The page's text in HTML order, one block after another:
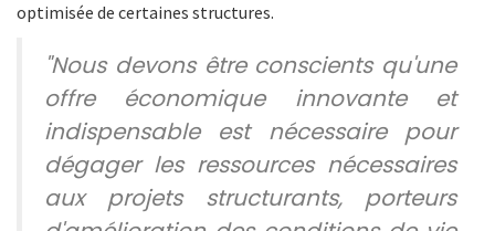
optimisée de certaines structures.
"Nous devons être conscients qu'une
offre économique innovante et
indispensable est nécessaire pour
dégager les ressources nécessaires
aux projets structurants, porteurs